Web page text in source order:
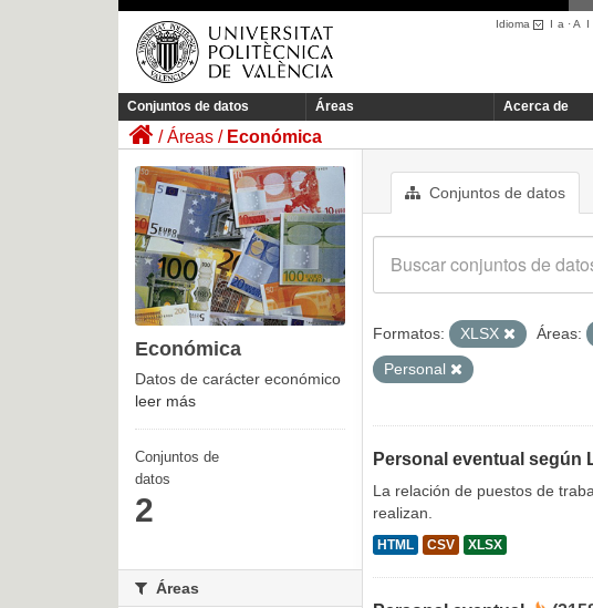
Idioma I a ·A I
Conjuntos de datos Áreas Acerca de
Áreas Económica
Conjuntos de datos
Formatos: XLSX Áreas:
Personal
Personal eventual según
La relación de puestos de
realizan.
HTML CSV XLSX
Económica
Datos de carácter económico
leer más
Conjuntos de
datos
2
Áreas